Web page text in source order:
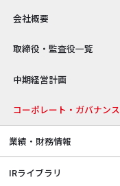
会社概要
取締役・監査役一覧
中期経営計画
コーポレート・ガバナンス
業績・財務情報
IRライブラリ